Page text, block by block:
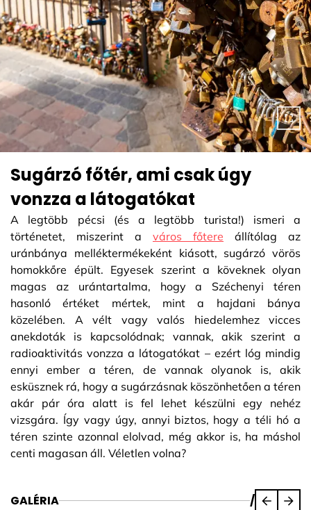
Sugárzó főtér, ami csak úgy
vonzza a látogatókat
A legtöbb pécsi (és a legtöbb turista!) ismeri a
történetet, miszerint a város főtere állítólag az
uránbánya melléktermékeként kiásott, sugárzó vörös
homokkőre épült. Egyesek szerint a köveknek olyan
magas az urántartalma, hogy a Széchenyi téren
hasonló értéket mértek, mint a hajdani bánya
közelében. A vélt vagy valós hiedelemhez vicces
anekdoták is kapcsolódnak; vannak, akik szerint a
radioaktivitás vonzza a látogatókat – ezért lóg mindig
ennyi ember a téren, de vannak olyanok is, akik
esküsznek rá, hogy a sugárzásnak köszönhetően a téren
akár pár óra alatt is fel lehet készülni egy nehéz
vizsgára. Így vagy úgy, annyi biztos, hogy a téli hó a
téren szinte azonnal elolvad, még akkor is, ha máshol
centi magasan áll. Véletlen volna?
GALÉRIA /